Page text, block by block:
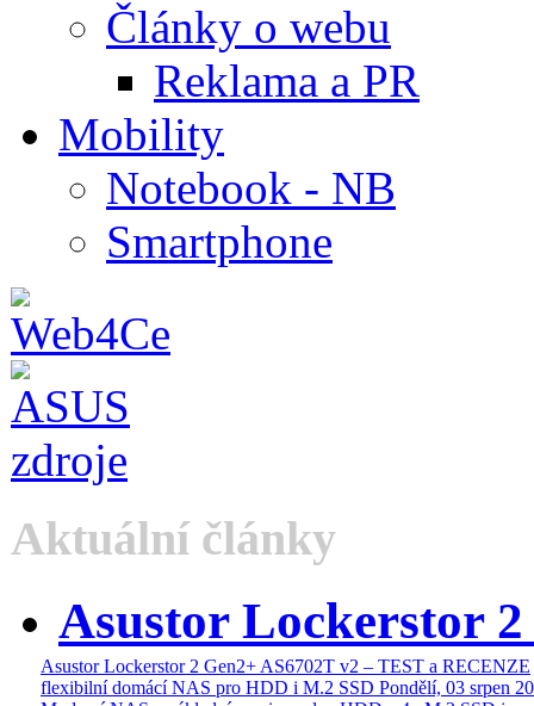
Články o webu
Reklama a PR
Mobility
Notebook - NB
Smartphone
Aktuální články
Asustor Lockerstor
Asustor Lockerstor 2 Gen2+ AS6702T v2 – TEST a RECENZE
flexibilní domácí NAS pro HDD i M.2 SSD Pondělí, 03 srpen